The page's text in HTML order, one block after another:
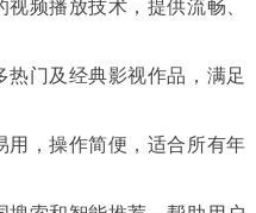
频播放技术，提供流畅、
热门及经典影视作品，满足
用，操作简便，适合所有年